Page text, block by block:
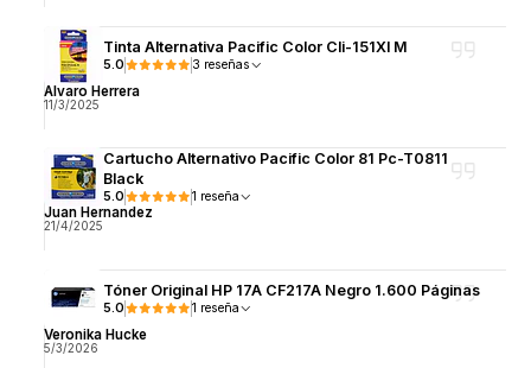
Tinta Alternativa Pacific Color Cli-151Xl M
5.0 3 reseñas
Alvaro Herrera
11/3/2025
Cartucho Alternativo Pacific Color 81 Pc-T0811
Black
5.0 1 reseña
Juan Hernandez
21/4/2025
Tóner Original HP 17A CF217A Negro 1.600 Páginas
5.0 1 reseña
Veronika Hucke
5/3/2026